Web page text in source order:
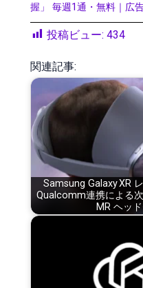
握」 毎週1通・無料｜広
投稿ビュー: 434
関連記事:
Samsung Galaxy XR
Qualcomm連携による
MR ヘッ